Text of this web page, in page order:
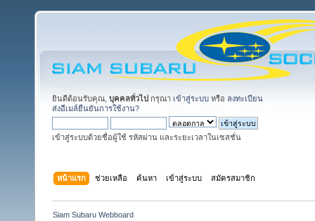
ยินดีต้อนรับคุณ, บุคคลทั่วไป กรุณา เข้าสู่ระบบ หรือ ลงทะเบียน
ส่งอีเมล์ยืนยันการใช้งาน?
เข้าสู่ระบบด้วยชื่อผู้ใช้ รหัสผ่าน และระยะเวลาในเซสชั่น
หน้าแรก ช่วยเหลือ ค้นหา เข้าสู่ระบบ สมัครสมาชิก
Siam Subaru Webboard